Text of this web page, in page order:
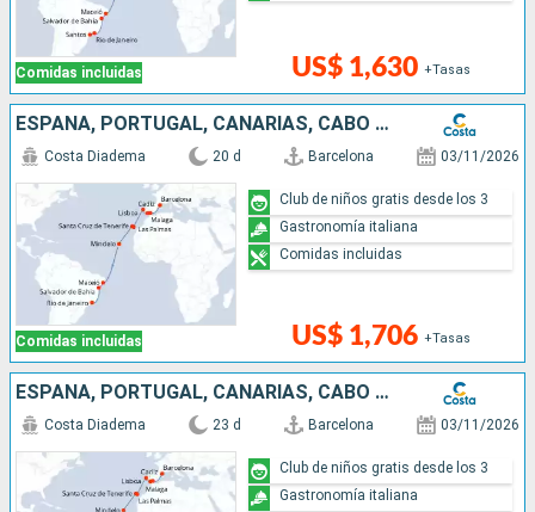
Comidas incluidas US$ 1,630 +Tasas
ESPAÑA, PORTUGAL, CANARIAS, CABO VERDE, BRASIL
Comidas incluidas
Costa Diadema 20 d Barcelona 03/11/2026
US$ 1,706 +Tasas
Club de niños gratis desde los 3
Gastronomía italiana
Comidas incluidas
ESPAÑA, PORTUGAL, CANARIAS, CABO VERDE, BRASIL
Costa Diadema 23 d Barcelona 03/11/2026
Club de niños gratis desde los 3
Gastronomía italiana